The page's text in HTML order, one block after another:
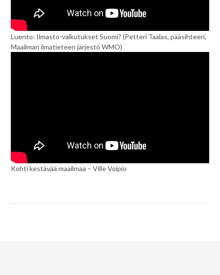
Luento: Ilmasto-vaikutukset Suomi? (Petteri Taalas, pääsihteeri,
Maailman ilmatieteen järjestö WMO)
Kohti kestävää maailmaa – Ville Voipio